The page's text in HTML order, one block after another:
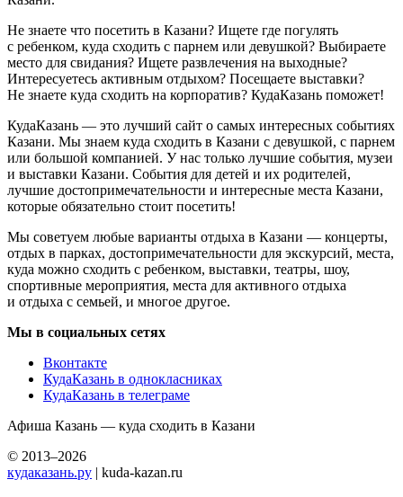
Не знаете что посетить в Казани? Ищете где погулять
с ребенком, куда сходить с парнем или девушкой? Выбираете
место для свидания? Ищете развлечения на выходные?
Интересуетесь активным отдыхом? Посещаете выставки?
Не знаете куда сходить на корпоратив? КудаКазань поможет!
КудаКазань — это лучший сайт о самых интересных событиях
Казани. Мы знаем куда сходить в Казани с девушкой, с парнем
или большой компанией. У нас только лучшие события, музеи
и выставки Казани. События для детей и их родителей,
лучшие достопримечательности и интересные места Казани,
которые обязательно стоит посетить!
Мы советуем любые варианты отдыха в Казани — концерты,
отдых в парках, достопримечательности для экскурсий, места,
куда можно сходить с ребенком, выставки, театры, шоу,
спортивные мероприятия, места для активного отдыха
и отдыха с семьей, и многое другое.
Мы в социальных сетях
Вконтакте
КудаКазань в однокласниках
КудаКазань в телеграме
Афиша Казань — куда сходить в Казани
© 2013–2026
кудаказань.ру | kuda-kazan.ru